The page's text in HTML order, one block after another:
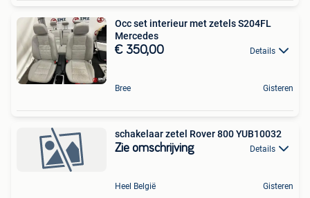
Occ set interieur met zetels S204FL
Mercedes
€ 350,00 Details
Bree Gisteren
schakelaar zetel Rover 800 YUB10032
Zie omschrijving Details
Heel België Gisteren